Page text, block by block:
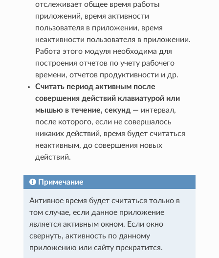
отслеживает общее время работы
приложений, время активности
пользователя в приложении, время
неактивности пользователя в приложении.
Работа этого модуля необходима для
построения отчетов по учету рабочего
времени, отчетов продуктивности и др.
Считать период активным после
совершения действий клавиатурой или
мышью в течение, секунд — интервал,
после которого, если не совершалось
никаких действий, время будет считаться
неактивным, до совершения новых
действий.
Примечание
Активное время будет считаться только в
том случае, если данное приложение
является активным окном. Если окно
свернуть, активность по данному
приложению или сайту прекратится.